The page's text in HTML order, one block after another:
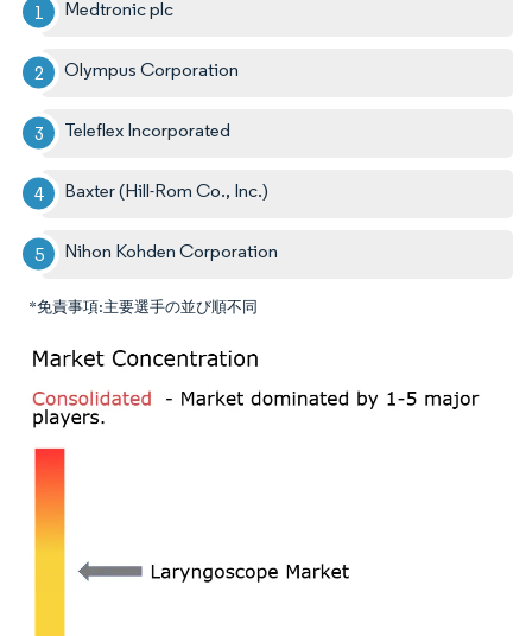
Medtronic plc
Olympus Corporation
Teleflex Incorporated
Baxter (Hill-Rom Co., Inc.)
Nihon Kohden Corporation
*免責事項:主要選手の並び順不同